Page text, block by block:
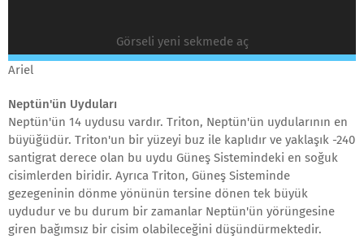
Görseli yeni sekmede aç
Ariel
Neptün'ün Uyduları
Neptün'ün 14 uydusu vardır. Triton, Neptün'ün uydularının en
büyüğüdür. Triton'un bir yüzeyi buz ile kaplıdır ve yaklaşık -240
santigrat derece olan bu uydu Güneş Sistemindeki en soğuk
cisimlerden biridir. Ayrıca Triton, Güneş Sisteminde
gezegeninin dönme yönünün tersine dönen tek büyük
uydudur ve bu durum bir zamanlar Neptün'ün yörüngesine
giren bağımsız bir cisim olabileceğini düşündürmektedir.